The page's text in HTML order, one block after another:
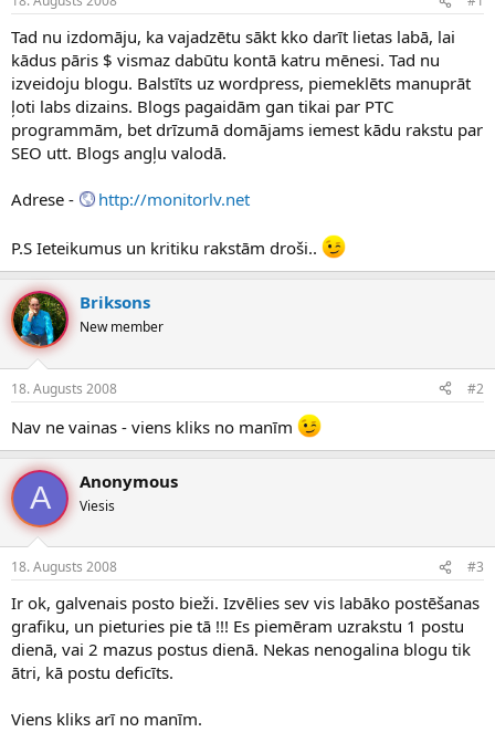
n
a
u
z
s
ā
c
ē
a
t
u
m
s
Tad nu izdomāju, ka vajadzētu sākt kko darīt lietas labā, lai
kādus pāris $ vismaz dabūtu kontā katru mēnesi. Tad nu
izveidoju blogu. Balstīts uz wordpress, piemeklēts manuprāt
ļoti labs dizains. Blogs pagaidām gan tikai par PTC
programmām, bet drīzumā domājams iemest kādu rakstu par
SEO utt. Blogs angļu valodā.
Adrese - http://monitorlv.net
P.S Ieteikumus un kritiku rakstām droši..
Briksons
New member
18. Augusts 2008 #2
Nav ne vainas - viens kliks no manīm
A Anonymous
Viesis
18. Augusts 2008 #3
Ir ok, galvenais posto bieži. Izvēlies sev vis labāko postēšanas
grafiku, un pieturies pie tā !!! Es piemēram uzrakstu 1 postu
dienā, vai 2 mazus postus dienā. Nekas nenogalina blogu tik
ātri, kā postu deficīts.
Viens kliks arī no manīm.